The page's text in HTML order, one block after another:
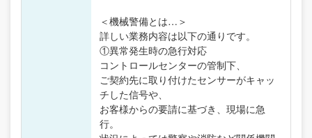
＜機械警備とは…＞
詳しい業務内容は以下の通りです。
①異常発生時の急行対応
コントロールセンターの管制下、
ご契約先に取り付けたセンサーがキャッ
チした信号や、
お客様からの要請に基づき、現場に急
行。